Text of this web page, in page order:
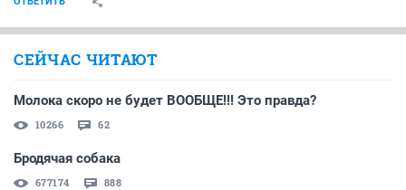
СЕЙЧАС ЧИТАЮТ
Молока скоро не будет ВООБЩЕ!!! Это правда?
10266 62
Бродячая собака
677174 888